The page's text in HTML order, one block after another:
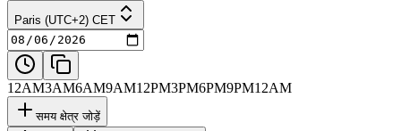
Paris (UTC+2) CET
12AM3AM6AM9AM12PM3PM6PM9PM12AM
समय क्षेत्र जोड़ें